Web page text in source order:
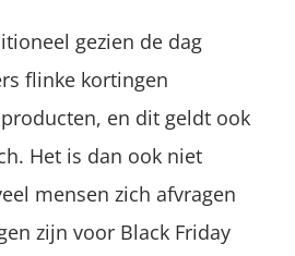
gezien de dag
flinke kortingen
en dit geldt ook
Het is dan ook niet
mensen zich afvragen
zijn voor Black Friday